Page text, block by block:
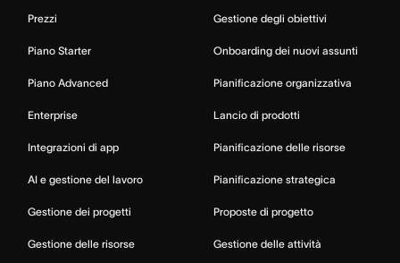
Prezzi
Piano Starter
Piano Advanced
Enterprise
Integrazioni di app
AI e gestione del lavoro
Gestione dei progetti
Gestione delle risorse
Gestione degli obiettivi
Onboarding dei nuovi assunti
Pianificazione organizzativa
Lancio di prodotti
Pianificazione delle risorse
Pianificazione strategica
Proposte di progetto
Gestione delle attività